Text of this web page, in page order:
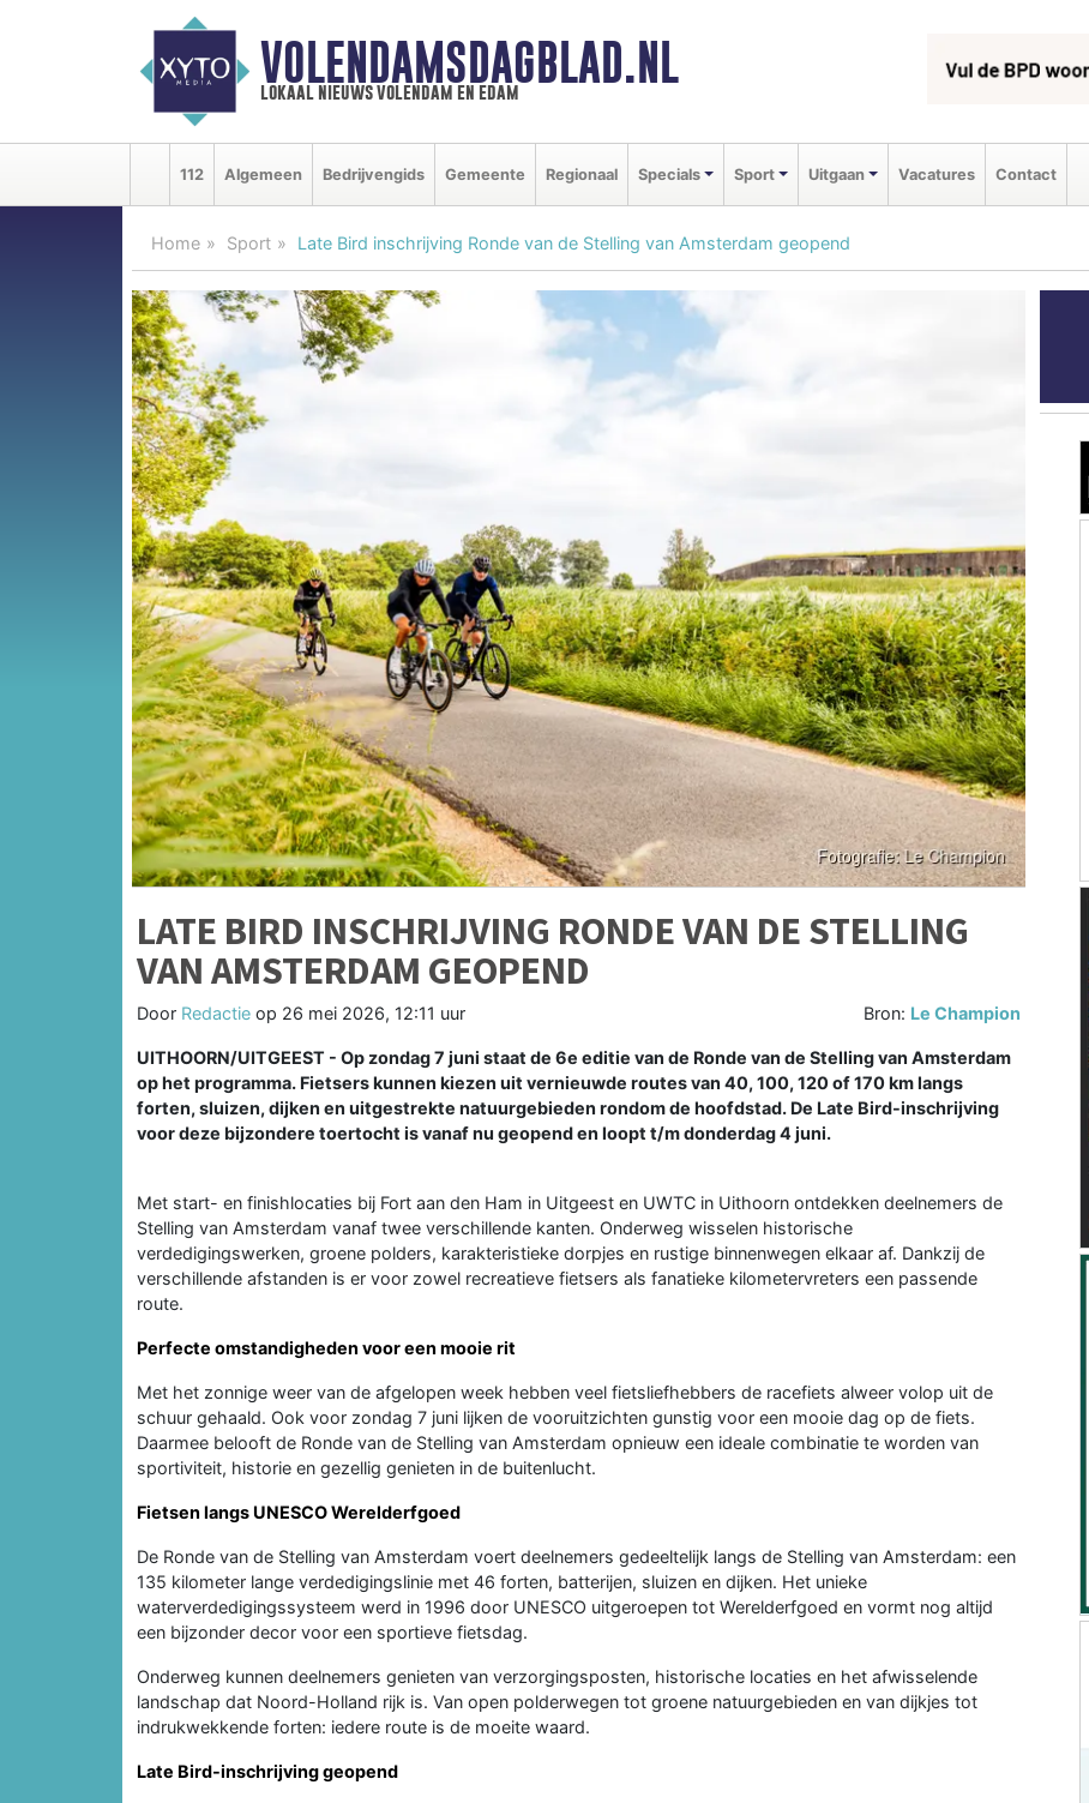
VOLENDAMSDAGBLAD.NL
lokaal nieuws volendam en edam
112 Algemeen Bedrijvengids Gemeente Regionaal Specials Sport Uitgaan Vacatures Contact
Home Sport Late Bird inschrijving Ronde van de Stelling van Amsterdam geopend
LATE BIRD INSCHRIJVING RONDE VAN DE STELLING
VAN AMSTERDAM GEOPEND
Door Redactie op 26 mei 2026, 12:11 uur Bron: Le Champion
UITHOORN/UITGEEST - Op zondag 7 juni staat de 6e editie van de Ronde van de Stelling van Amsterdam
op het programma. Fietsers kunnen kiezen uit vernieuwde routes van 40, 100, 120 of 170 km langs
forten, sluizen, dijken en uitgestrekte natuurgebieden rondom de hoofdstad. De Late Bird-inschrijving
voor deze bijzondere toertocht is vanaf nu geopend en loopt t/m donderdag 4 juni.
Met start- en finishlocaties bij Fort aan den Ham in Uitgeest en UWTC in Uithoorn ontdekken deelnemers de
Stelling van Amsterdam vanaf twee verschillende kanten. Onderweg wisselen historische
verdedigingswerken, groene polders, karakteristieke dorpjes en rustige binnenwegen elkaar af. Dankzij de
verschillende afstanden is er voor zowel recreatieve fietsers als fanatieke kilometervreters een passende
route.
Perfecte omstandigheden voor een mooie rit
Met het zonnige weer van de afgelopen week hebben veel fietsliefhebbers de racefiets alweer volop uit de
schuur gehaald. Ook voor zondag 7 juni lijken de vooruitzichten gunstig voor een mooie dag op de fiets.
Daarmee belooft de Ronde van de Stelling van Amsterdam opnieuw een ideale combinatie te worden van
sportiviteit, historie en gezellig genieten in de buitenlucht.
Fietsen langs UNESCO Werelderfgoed
De Ronde van de Stelling van Amsterdam voert deelnemers gedeeltelijk langs de Stelling van Amsterdam: een
135 kilometer lange verdedigingslinie met 46 forten, batterijen, sluizen en dijken. Het unieke
waterverdedigingssysteem werd in 1996 door UNESCO uitgeroepen tot Werelderfgoed en vormt nog altijd
een bijzonder decor voor een sportieve fietsdag.
Onderweg kunnen deelnemers genieten van verzorgingsposten, historische locaties en het afwisselende
landschap dat Noord-Holland rijk is. Van open polderwegen tot groene natuurgebieden en van dijkjes tot
indrukwekkende forten: iedere route is de moeite waard.
Late Bird-inschrijving geopend